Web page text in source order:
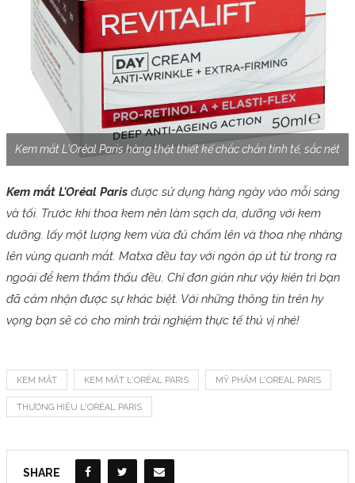
Kem mắt L'Oréal Paris hàng thật thiết kế chắc chắn tinh tế, sắc nét
Kem mắt L'Oréal Paris được sử dụng hàng ngày vào mỗi sáng
và tối. Trước khi thoa kem nên làm sạch da, dưỡng với kem
dưỡng. lấy một lượng kem vừa đủ chấm lên và thoa nhẹ nhàng
lên vùng quanh mắt. Matxa đều tay với ngón áp út từ trong ra
ngoài để kem thẩm thấu đều. Chỉ đơn giản như vậy kiên trì bạn
đã cảm nhận được sự khác biệt. Với những thông tin trên hy
vọng bạn sẽ có cho mình trải nghiệm thực tế thú vị nhé!
KEM MẮT KEM MẮT L'ORÉAL PARIS MỸ PHẨM L'OREAL PARIS
THƯƠNG HIỆU L'ORÉAL PARIS
SHARE